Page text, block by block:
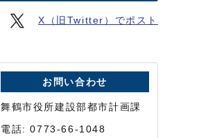
X（旧Twitter）でポスト
お問い合わせ
舞鶴市役所建設部都市計画課
電話: 0773-66-1048